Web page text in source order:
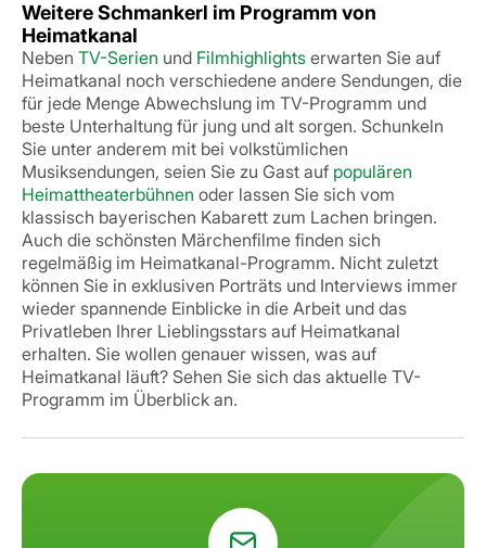
Weitere Schmankerl im Programm von
Heimatkanal
Neben TV-Serien und Filmhighlights erwarten Sie auf
Heimatkanal noch verschiedene andere Sendungen, die
für jede Menge Abwechslung im TV-Programm und
beste Unterhaltung für jung und alt sorgen. Schunkeln
Sie unter anderem mit bei volkstümlichen
Musiksendungen, seien Sie zu Gast auf populären
Heimattheaterbühnen oder lassen Sie sich vom
klassisch bayerischen Kabarett zum Lachen bringen.
Auch die schönsten Märchenfilme finden sich
regelmäßig im Heimatkanal-Programm. Nicht zuletzt
können Sie in exklusiven Porträts und Interviews immer
wieder spannende Einblicke in die Arbeit und das
Privatleben Ihrer Lieblingsstars auf Heimatkanal
erhalten. Sie wollen genauer wissen, was auf
Heimatkanal läuft? Sehen Sie sich das aktuelle TV-
Programm im Überblick an.